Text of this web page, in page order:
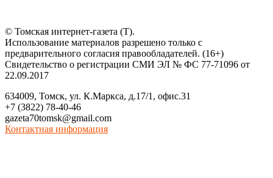
© Томская интернет-газета (Т).
Использование материалов разрешено только с
предварительного согласия правообладателей. (16+)
Свидетельство о регистрации СМИ ЭЛ № ФС 77-71096 от
22.09.2017
634009, Томск, ул. К.Маркса, д.17/1, офис.31
+7 (3822) 78-40-46
gazeta70tomsk@gmail.com
Контактная информация